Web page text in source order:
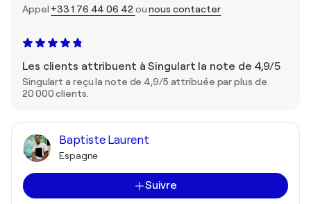
Appel +33 1 76 44 06 42 ounous contacter
Les clients attribuent à Singulart la note de 4,9/5
Singulart a reçu la note de 4,9/5 attribuée par plus de
20 000 clients.
Baptiste Laurent
Espagne
Suivre